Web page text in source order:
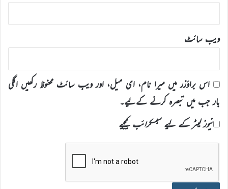
ویب‌ سائٹ
اس براؤزر میں میرا نام، ای میل، اور ویب سائٹ محفوظ رکھیں اگلی
بار جب میں تبصرہ کرنے کےلیے۔
نیوز لیٹر کے لیے سبسکرائب کیجیے